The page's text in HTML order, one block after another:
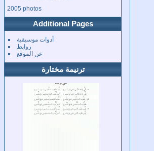
2005 photos
Additional Pages
أدوات موسيقية
روابط
عن الموقع
ترنيمة مختارة